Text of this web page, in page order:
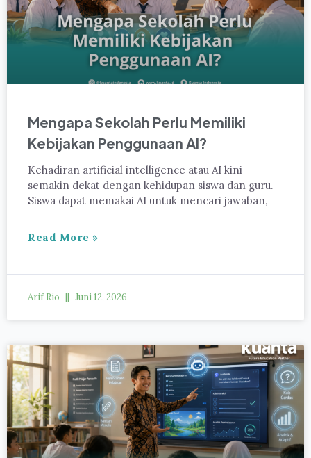
Mengapa Sekolah Perlu Memiliki
Kebijakan Penggunaan AI?
Kehadiran artificial intelligence atau AI kini
semakin dekat dengan kehidupan siswa dan guru.
Siswa dapat memakai AI untuk mencari jawaban,
Read More »
Arif Rio Juni 12, 2026